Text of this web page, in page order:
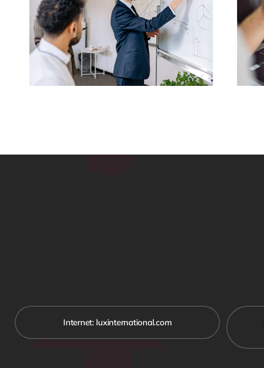
Internet: luxinternational.com